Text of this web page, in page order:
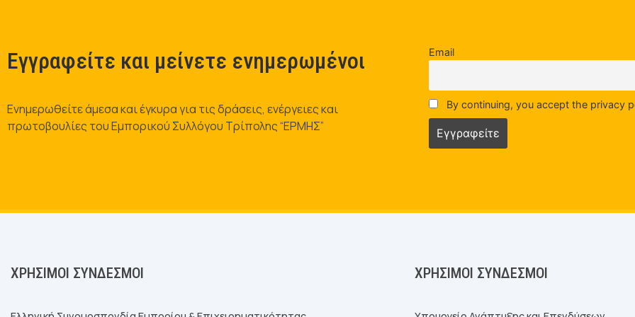
Εγγραφείτε και μείνετε ενημερωμένοι
Ενημερωθείτε άμεσα και έγκυρα για τις δράσεις, ενέργειες και
πρωτοβουλίες του Εμπορικού Συλλόγου Τρίπολης “ΕΡΜΗΣ”
Email
By continuing, you accept the privacy
ΧΡΉΣΙΜΟΙ ΣΎΝΔΕΣΜΟΙ ΧΡΉΣΙΜΟΙ ΣΎΝΔΕΣΜΟΙ